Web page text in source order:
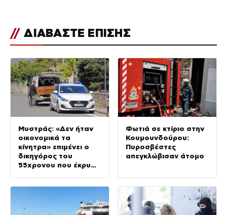
// ΔΙΑΒΑΣΤΕ ΕΠΙΣΗΣ
Μυστράς: «Δεν ήταν
οικονομικά τα
κίνητρα» επιμένει ο
δικηγόρος του
55χρονου που έκρυψε
Φωτιά σε κτίριο στην
Κουμουνδούρου:
Πυροσβέστες
απεγκλώβισαν άτομο